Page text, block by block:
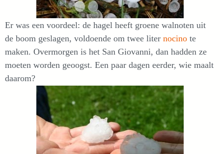
Er was een voordeel: de hagel heeft groene walnoten uit
de boom geslagen, voldoende om twee liter nocino te
maken. Overmorgen is het San Giovanni, dan hadden ze
moeten worden geoogst. Een paar dagen eerder, wie maalt
daarom?